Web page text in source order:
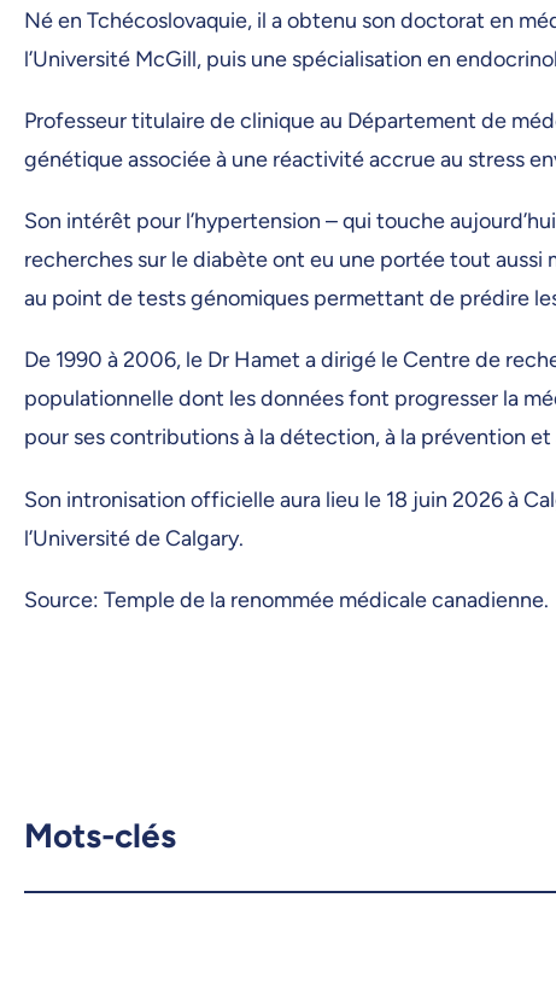
Né en Tchécoslovaquie, il a obtenu son doctorat en
l’Université McGill, puis une spécialisation en
Professeur titulaire de clinique au Département de
génétique associée à une réactivité accrue au stress
Son intérêt pour l’hypertension – qui touche
recherches sur le diabète ont eu une portée tout aussi
au point de tests génomiques permettant de prédire
De 1990 à 2006, le Dr Hamet a dirigé le Centre de
populationnelle dont les données font progresser la
pour ses contributions à la détection, à la prévention
Son intronisation officielle aura lieu le 18 juin 2026 à
l’Université de Calgary.
Source: Temple de la renommée médicale canadienne.
Mots-clés